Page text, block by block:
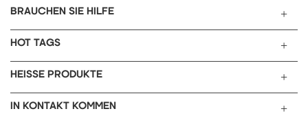
Steuerung des gesamten
Notwendigkeit einer
BRAUCHEN SIE HILFE
HOT TAGS
HEISSE PRODUKTE
IN KONTAKT KOMMEN